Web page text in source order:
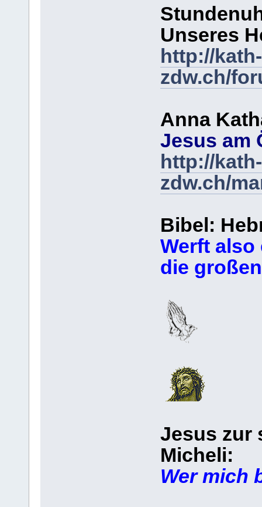
Unseres
http://kath-
zdw.ch/
Anna
Jesus am
http://kath-
zdw.ch/
Bibel:
Werft
die
Jesus zur
Micheli:
Wer mich